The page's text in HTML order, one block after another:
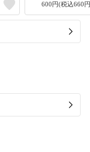
600円(税込660